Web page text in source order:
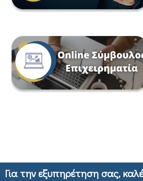
Για την εξυπηρέτηση σας,